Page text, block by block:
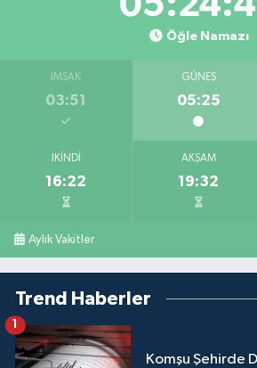
Öğle Namazı
İMSAK
03:51
GÜNEŞ
05:25
İKINDI
16:22
AKŞAM
19:32
Aylık Vakitler
Trend Haberler
Komşu Şehirde
1